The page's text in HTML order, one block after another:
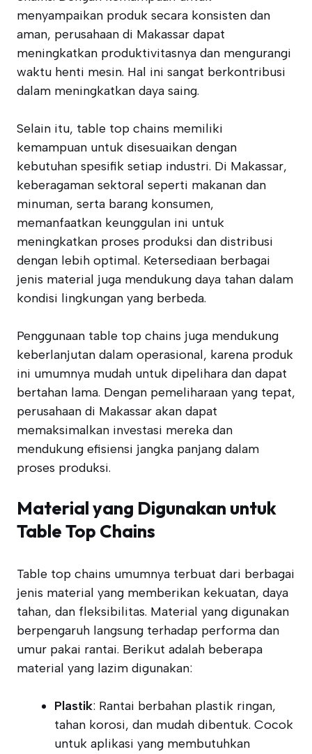
menyampaikan produk secara konsisten dan
aman, perusahaan di Makassar dapat
meningkatkan produktivitasnya dan mengurangi
waktu henti mesin. Hal ini sangat berkontribusi
dalam meningkatkan daya saing.
Selain itu, table top chains memiliki
kemampuan untuk disesuaikan dengan
kebutuhan spesifik setiap industri. Di Makassar,
keberagaman sektoral seperti makanan dan
minuman, serta barang konsumen,
memanfaatkan keunggulan ini untuk
meningkatkan proses produksi dan distribusi
dengan lebih optimal. Ketersediaan berbagai
jenis material juga mendukung daya tahan dalam
kondisi lingkungan yang berbeda.
Penggunaan table top chains juga mendukung
keberlanjutan dalam operasional, karena produk
ini umumnya mudah untuk dipelihara dan dapat
bertahan lama. Dengan pemeliharaan yang tepat,
perusahaan di Makassar akan dapat
memaksimalkan investasi mereka dan
mendukung efisiensi jangka panjang dalam
proses produksi.
Material yang Digunakan untuk
Table Top Chains
Table top chains umumnya terbuat dari berbagai
jenis material yang memberikan kekuatan, daya
tahan, dan fleksibilitas. Material yang digunakan
berpengaruh langsung terhadap performa dan
umur pakai rantai. Berikut adalah beberapa
material yang lazim digunakan:
Plastik: Rantai berbahan plastik ringan,
tahan korosi, dan mudah dibentuk. Cocok
untuk aplikasi yang membutuhkan